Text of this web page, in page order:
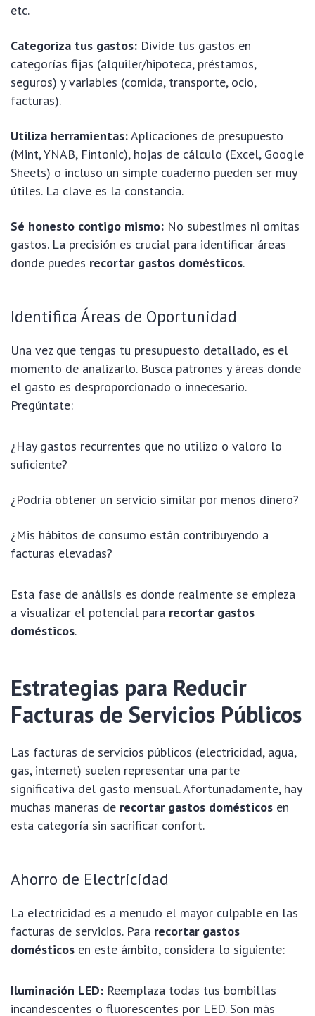
etc.
Categoriza tus gastos: Divide tus gastos en
categorías fijas (alquiler/hipoteca, préstamos,
seguros) y variables (comida, transporte, ocio,
facturas).
Utiliza herramientas:Aplicaciones de presupuesto
(Mint, YNAB, Fintonic), hojas de cálculo (Excel, Google
Sheets) o incluso un simple cuaderno pueden ser muy
útiles. La clave es la constancia.
Sé honesto contigo mismo: No subestimes ni omitas
gastos. La precisión es crucial para identificar áreas
donde puedes recortar gastos domésticos.
Identifica Áreas de Oportunidad
Una vez que tengas tu presupuesto detallado, es el
momento de analizarlo. Busca patrones y áreas donde
el gasto es desproporcionado o innecesario.
Pregúntate:
¿Hay gastos recurrentes que no utilizo o valoro lo
suficiente?
¿Podría obtener un servicio similar por menos dinero?
¿Mis hábitos de consumo están contribuyendo a
facturas elevadas?
Esta fase de análisis es donde realmente se empieza
a visualizar el potencial para recortar gastos
domésticos.
Estrategias para Reducir
Facturas de Servicios Públicos
Las facturas de servicios públicos (electricidad, agua,
gas, internet) suelen representar una parte
significativa del gasto mensual. Afortunadamente, hay
muchas maneras de recortar gastos domésticos en
esta categoría sin sacrificar confort.
Ahorro de Electricidad
La electricidad es a menudo el mayor culpable en las
facturas de servicios. Para recortar gastos
domésticos en este ámbito, considera lo siguiente:
Iluminación LED: Reemplaza todas tus bombillas
incandescentes o fluorescentes por LED. Son más